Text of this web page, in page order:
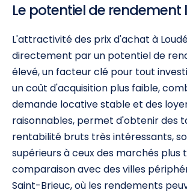
Le potentiel de rendement
L'attractivité des prix d'achat à
directement par un potentiel de
élevé, un facteur clé pour tout
un coût d'acquisition plus faible,
demande locative stable et des
raisonnables, permet d'obtenir des
rentabilité bruts très intéressants,
supérieurs à ceux des marchés plus
comparaison avec des villes
Saint-Brieuc, où les rendements